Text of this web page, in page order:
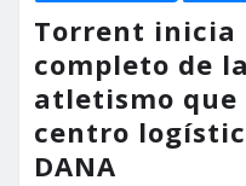
Torrent inicia
completo de
atletismo que
centro
DANA